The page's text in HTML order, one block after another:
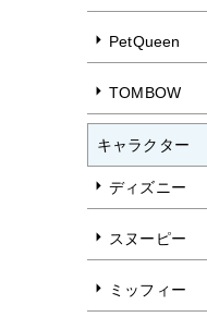
PetQueen
TOMBOW
キャラクター
ディズニー
スヌーピー
ミッフィー